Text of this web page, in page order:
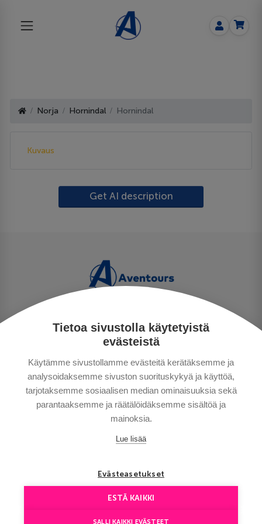
Tietoa sivustolla käytetyistä
evästeistä
Käytämme sivustollamme evästeitä kerätäksemme ja
analysoidaksemme sivuston suorituskykyä ja käyttöä,
tarjotaksemme sosiaalisen median ominaisuuksia sekä
parantaaksemme ja räätälöidäksemme sisältöä ja
mainoksia.
Lue lisää
Evästeasetukset
ESTÄ KAIKKI
SALLI KAIKKI EVÄSTEET
Norja Hornindal Hornindal
Kuvaus
Get AI description
TIETOSUOJA
MAKSUTAVAT
MATKAEHDOT
HYVÄ TIETÄÄ
YHTEYSTIEDOT
Сopyright © Aventours 2026